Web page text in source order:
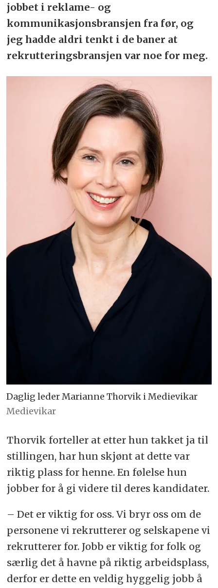
jobbet i reklame- og
kommunikasjonsbransjen fra før, og
jeg hadde aldri tenkt i de baner at
rekrutteringsbransjen var noe for meg.
Daglig leder Marianne Thorvik i Medievikar
Medievikar
Thorvik forteller at etter hun takket ja til
stillingen, har hun skjønt at dette var
riktig plass for henne. En følelse hun
jobber for å gi videre til deres kandidater.
– Det er viktig for oss. Vi bryr oss om de
personene vi rekrutterer og selskapene vi
rekrutterer for. Jobb er viktig for folk og
særlig det å havne på riktig arbeidsplass,
derfor er dette en veldig hyggelig jobb å